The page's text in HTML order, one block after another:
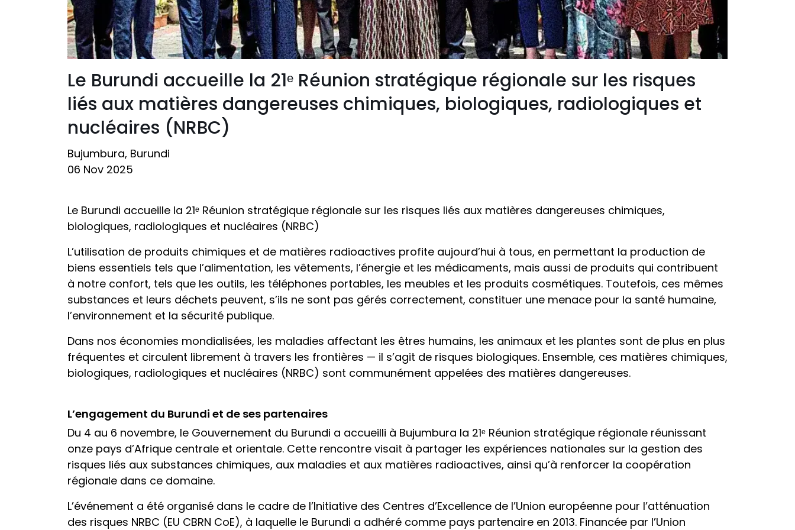
Le Burundi accueille la 21ᵉ Réunion stratégique régionale sur les risques
liés aux matières dangereuses chimiques, biologiques, radiologiques et
nucléaires (NRBC)
Bujumbura, Burundi
06 Nov 2025
Le Burundi accueille la 21ᵉ Réunion stratégique régionale sur les risques liés aux matières dangereuses chimiques,
biologiques, radiologiques et nucléaires (NRBC)
L’utilisation de produits chimiques et de matières radioactives profite aujourd’hui à tous, en permettant la production de
biens essentiels tels que l’alimentation, les vêtements, l’énergie et les médicaments, mais aussi de produits qui contribuent
à notre confort, tels que les outils, les téléphones portables, les meubles et les produits cosmétiques. Toutefois, ces mêmes
substances et leurs déchets peuvent, s’ils ne sont pas gérés correctement, constituer une menace pour la santé humaine,
l’environnement et la sécurité publique.
Dans nos économies mondialisées, les maladies affectant les êtres humains, les animaux et les plantes sont de plus en plus
fréquentes et circulent librement à travers les frontières — il s’agit de risques biologiques. Ensemble, ces matières chimiques,
biologiques, radiologiques et nucléaires (NRBC) sont communément appelées des matières dangereuses.
L’engagement du Burundi et de ses partenaires
Du 4 au 6 novembre, le Gouvernement du Burundi a accueilli à Bujumbura la 21ᵉ Réunion stratégique régionale réunissant
onze pays d’Afrique centrale et orientale. Cette rencontre visait à partager les expériences nationales sur la gestion des
risques liés aux substances chimiques, aux maladies et aux matières radioactives, ainsi qu’à renforcer la coopération
régionale dans ce domaine.
L’événement a été organisé dans le cadre de l’Initiative des Centres d’Excellence de l’Union européenne pour l’atténuation
des risques NRBC (EU CBRN CoE), à laquelle le Burundi a adhéré comme pays partenaire en 2013. Financée par l’Union